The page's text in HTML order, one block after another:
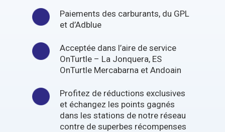
Paiements des carburants, du GPL
et d’Adblue
Acceptée dans l’aire de service
OnTurtle – La Jonquera, ES
OnTurtle Mercabarna et Andoain
Profitez de réductions exclusives
et échangez les points gagnés
dans les stations de notre réseau
contre de superbes récompenses